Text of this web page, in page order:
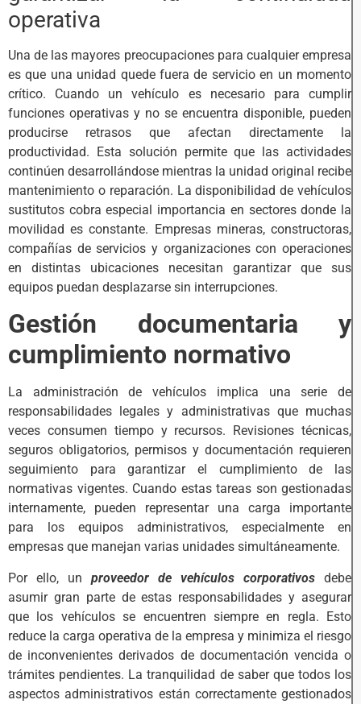
operativa
Una de las mayores preocupaciones para cualquier empresa
es que una unidad quede fuera de servicio en un momento
crítico. Cuando un vehículo es necesario para cumplir
funciones operativas y no se encuentra disponible, pueden
producirse retrasos que afectan directamente la
productividad. Esta solución permite que las actividades
continúen desarrollándose mientras la unidad original recibe
mantenimiento o reparación. La disponibilidad de vehículos
sustitutos cobra especial importancia en sectores donde la
movilidad es constante. Empresas mineras, constructoras,
compañías de servicios y organizaciones con operaciones
en distintas ubicaciones necesitan garantizar que sus
equipos puedan desplazarse sin interrupciones.
Gestión documentaria y
cumplimiento normativo
La administración de vehículos implica una serie de
responsabilidades legales y administrativas que muchas
veces consumen tiempo y recursos. Revisiones técnicas,
seguros obligatorios, permisos y documentación requieren
seguimiento para garantizar el cumplimiento de las
normativas vigentes. Cuando estas tareas son gestionadas
internamente, pueden representar una carga importante
para los equipos administrativos, especialmente en
empresas que manejan varias unidades simultáneamente.
Por ello, un proveedor de vehículos corporativos debe
asumir gran parte de estas responsabilidades y asegurar
que los vehículos se encuentren siempre en regla. Esto
reduce la carga operativa de la empresa y minimiza el riesgo
de inconvenientes derivados de documentación vencida o
trámites pendientes. La tranquilidad de saber que todos los
aspectos administrativos están correctamente gestionados